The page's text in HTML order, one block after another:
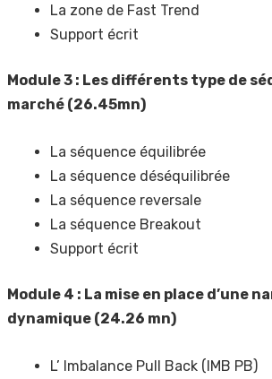
La zone de Fast Trend
Support écrit
Module 3 : Les différents type de
marché (26.45mn)
La séquence équilibrée
La séquence déséquilibrée
La séquence reversale
La séquence Breakout
Support écrit
Module 4 : La mise en place d’une
dynamique (24.26 mn)
L’ Imbalance Pull Back (IMB PB)